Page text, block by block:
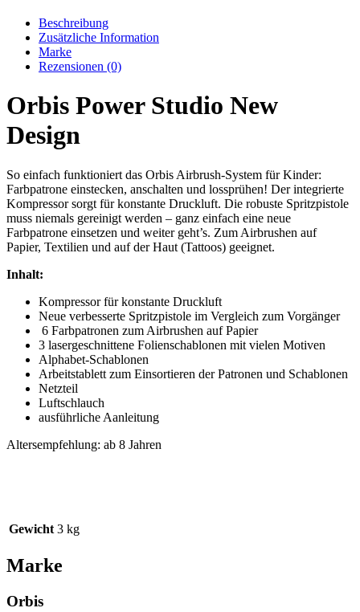
Beschreibung
Zusätzliche Information
Marke
Rezensionen (0)
Orbis Power Studio New
Design
So einfach funktioniert das Orbis Airbrush-System für Kinder:
Farbpatrone einstecken, anschalten und lossprühen! Der integrierte
Kompressor sorgt für konstante Druckluft. Die robuste Spritzpistole
muss niemals gereinigt werden – ganz einfach eine neue
Farbpatrone einsetzen und weiter geht’s. Zum Airbrushen auf
Papier, Textilien und auf der Haut (Tattoos) geeignet.
Inhalt:
Kompressor für konstante Druckluft
Neue verbesserte Spritzpistole im Vergleich zum Vorgänger
6 Farbpatronen zum Airbrushen auf Papier
3 lasergeschnittene Folienschablonen mit vielen Motiven
Alphabet-Schablonen
Arbeitstablett zum Einsortieren der Patronen und Schablonen
Netzteil
Luftschlauch
ausführliche Aanleitung
Altersempfehlung: ab 8 Jahren
Gewicht 3 kg
Marke
Orbis